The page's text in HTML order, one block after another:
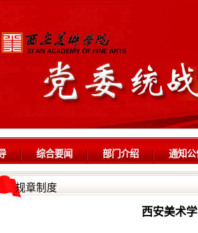
综合要闻 部门介绍 通知
规章制度
西安美术